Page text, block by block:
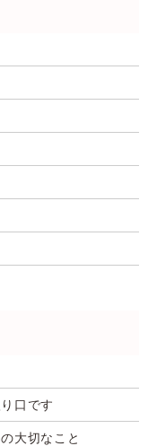
口です
大切なこと